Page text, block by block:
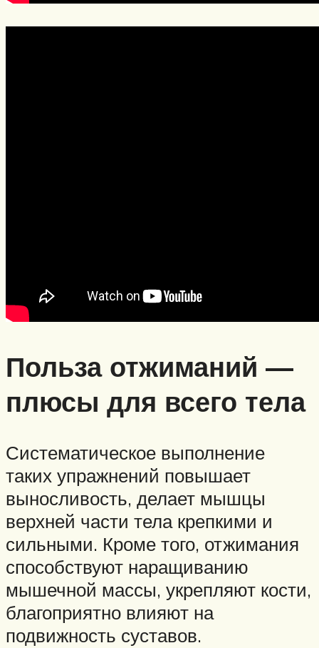
Польза отжиманий —
плюсы для всего тела
Систематическое выполнение
таких упражнений повышает
выносливость, делает мышцы
верхней части тела крепкими и
сильными. Кроме того, отжимания
способствуют наращиванию
мышечной массы, укрепляют кости,
благоприятно влияют на
подвижность суставов.